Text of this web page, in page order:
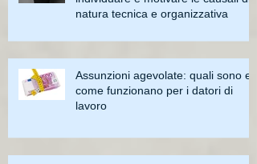
natura tecnica e organizzativa
Assunzioni agevolate: quali sono e
come funzionano per i datori di
lavoro